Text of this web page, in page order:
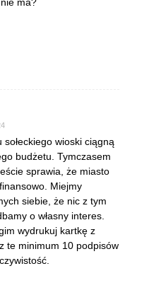
wioski ciągną
budżetu. Tymczasem
sprawia, że miasto
Miejmy
siebie, że nic z tym
o własny interes.
wydrukuj kartkę z
te minimum 10 podpisów